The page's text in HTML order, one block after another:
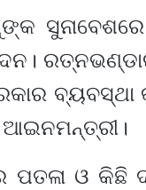
ବ୍ୟବସ୍ଥା
ପତଳା ଓ କିଛି